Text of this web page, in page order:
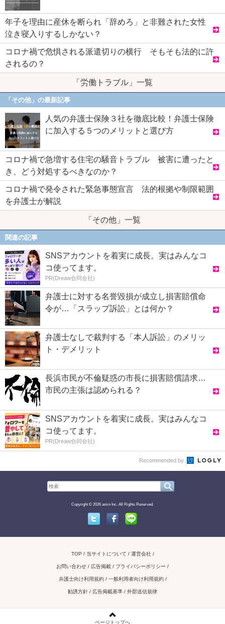
年子を理由に産休を断られ「辞めろ」と非難された女性
泣き寝入りするしかない？
コロナ禍で危惧される派遣切りの横行 そもそも法的に許
されるの？
「労働トラブル」一覧
「その他」の最新記事
人気の弁護士保険３社を徹底比較！弁護士保険
に加入する５つのメリットと選び方
コロナ禍で急増する住宅の騒音トラブル 被害に遭ったと
き、どう対処するべきなのか？
コロナ禍で発令された緊急事態宣言 法的根拠や制限範囲
を弁護士が解説
「その他」一覧
関連の記事
SNSアカウントを着実に成長。実はみんなコ
コ使ってます。
PR(Dreaw合同会社)
弁護士に対する名誉毀損が成立し損害賠償命
令が…「スラップ訴訟」とは何か？
弁護士なしで裁判する「本人訴訟」のメリッ
ト・デメリット
長浜市民が不倫疑惑の市長に損害賠償請求…
市民の主張は認められる？
SNSアカウントを着実に成長。実はみんなコ
コ使ってます。
PR(Dreaw合同会社)
Recommended by
Copyright © 2026 asiro Inc. All Rights Reserved.
TOP 当サイトについて 運営会社
お問い合わせ / 広告掲載 プライバシーポリシー
弁護士向け利用規約 一般利用者向け利用規約
勧誘方針 広告掲載基準 外部送信規律
ページトップへ